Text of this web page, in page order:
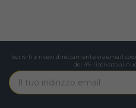
Iscriviti e ricevi direttamente via email
del 4% riservato ai